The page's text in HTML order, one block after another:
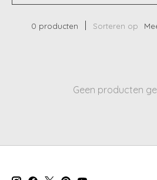
0 producten Sorteren op
Geen producten